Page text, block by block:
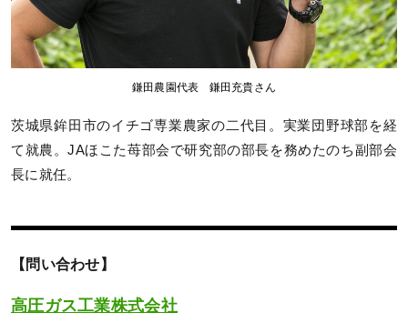
鎌田農園代表 鎌田充貴さん
茨城県鉾田市のイチゴ専業農家の二代目。実業団野球部を経
て就農。JAほこた苺部会で研究部の部長を務めたのち副部会
長に就任。
【問い合わせ】
高圧ガス工業株式会社